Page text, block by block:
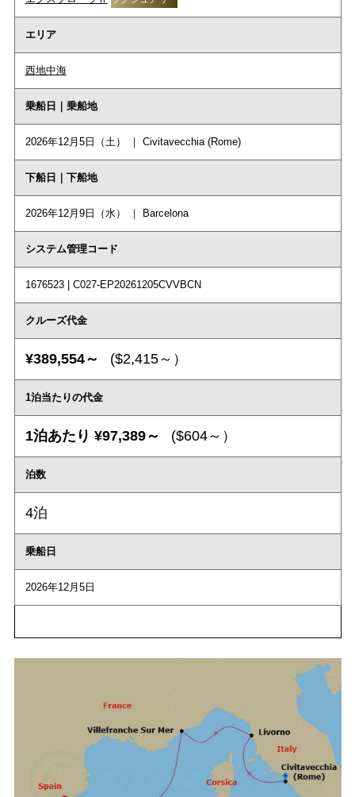
エリア
西地中海
乗船日｜乗船地
2026年12月5日（土） ｜ Civitavecchia (Rome)
下船日｜下船地
2026年12月9日（水） ｜ Barcelona
システム管理コード
1676523 | C027-EP20261205CVVBCN
クルーズ代金
¥389,554～ ($2,415～）
1泊当たりの代金
1泊あたり ¥97,389～ ($604～）
泊数
4泊
乗船日
2026年12月5日